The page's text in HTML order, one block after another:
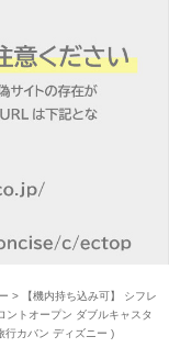
> 【機内持ち込み可】 シフレ
トオープン ダブルキャスタ
行カバン ディズニー )